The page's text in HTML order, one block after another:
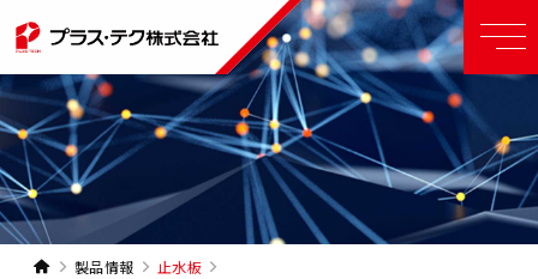
製品情報 止水板